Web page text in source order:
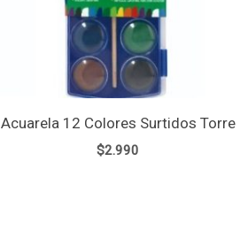
Acuarela 12 Colores Surtidos Torre
$2.990